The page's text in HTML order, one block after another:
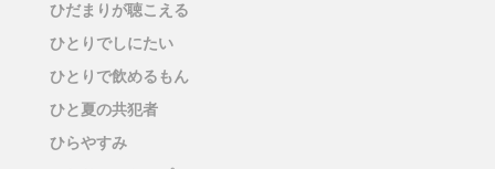
ひだまりが聴こえる
ひとりでしにたい
ひとりで飲めるもん
ひと夏の共犯者
ひらやすみ